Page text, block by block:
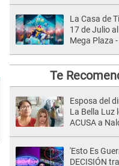
La Casa de
17 de Julio
Mega Plaza
Te
Esposa del
La Bella Luz
ACUSA a
'Esto Es
DECISIÓN